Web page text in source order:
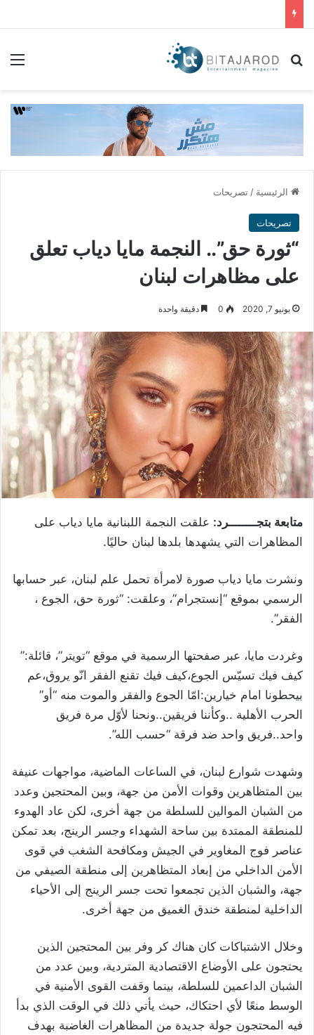
بحث عن
الرئيسية / تصريحات
تصريحات
“ثورة حق”.. النجمة مايا دياب تعلق
على مظاهرات لبنان
يونيو 7, 2020 0 دقيقة واحدة
متابعة بتجــــــــرد: علقت النجمة اللبنانية مايا دياب على
المظاهرات التي يشهدها بلدها لبنان حاليًا.
ونشرت مايا دياب صورة لامرأة تحمل علم لبنان، عبر حسابها
الرسمي بموقع “إنستجرام”، وعلقت: “ثورة حق، الجوع ،
الفقر”.
وغردت مايا، عبر صفحتها الرسمية في موقع “تويتر”، قائلة:”
كيف فيك تسيّس الجوع،كيف فيك تقنع الفقر انّو يروق،عم
بيحطونا امام خيارين:امّا الجوع والفقر والموت منه “أو”
الحرب الأهلية ..وكأننا فريقين..ونحنا لأوّل مرة فريق
واحد..فريق واحد ضد فرقة “حسب الله”.
وشهدت شوارع لبنان، في الساعات الماضية، مواجهات عنيفة
بين المتظاهرين وقوات الأمن من جهة، وبين المحتجين وعدد
من الشبان الموالين للسلطة من جهة أخرى، لكن عاد الهدوء
للمنطقة الممتدة بين ساحة الشهداء وجسر الرينج، بعد تمكن
عناصر فوج المغاوير في الجيش ومكافحة الشغب في قوى
الأمن الداخلي من إبعاد المتظاهرين إلى منطقة الصيفي من
جهة، والشبان الذين تجمعوا تحت جسر الرينج إلى الأحياء
الداخلية لمنطقة خندق الغميق من جهة أخرى.
وخلال الاشتباكات كان هناك كر وفر بين المحتجين الذين
يحتجون على الأوضاع الاقتصادية المتردية، وبين عدد من
الشبان الداعمين للسلطة، بينما وقفت القوى الأمنية في
الوسط منعًا لأي احتكاك، حيث يأتي ذلك في الوقت الذي بدأ
فيه المحتجون جولة جديدة من المظاهرات الغاضبة بهدف